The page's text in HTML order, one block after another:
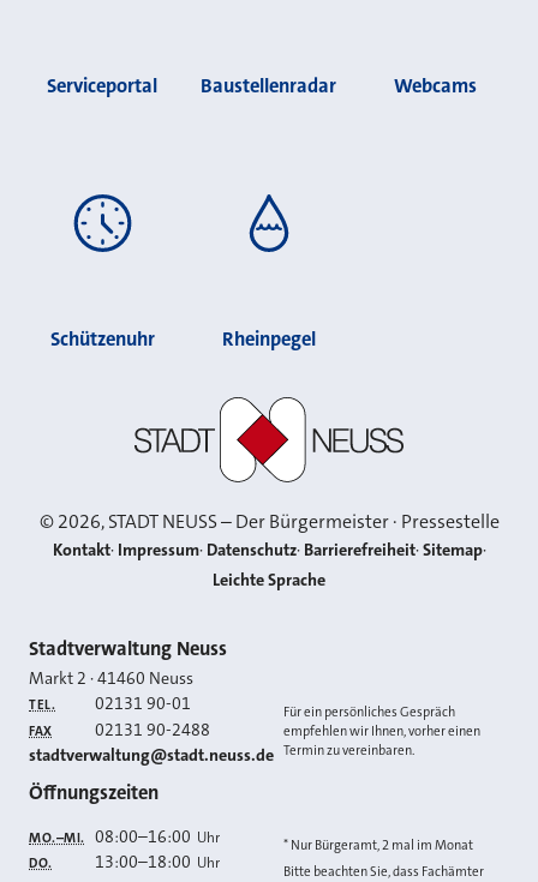
Serviceportal Baustellenradar Webcams
Schützenuhr Rheinpegel
©2026, STADT NEUSS – Der Bürgermeister · Pressestelle
Kontakt Impressum Datenschutz Barrierefreiheit Sitemap
Leichte Sprache
Kontakt
Stadtverwaltung Neuss
Markt 2 ·41460 Neuss
TEL. 02131 90-01
FAX 02131 90-2488
E-MAIL
stadtverwaltung@stadt.neuss.de
Für ein persönliches Gespräch
empfehlen wir Ihnen, vorher einen
Termin zu vereinbaren.
Öffnungszeiten
MO.–MI. 08:00–16:00 Uhr
DO. 13:00–18:00 Uhr
* Nur Bürgeramt, 2 mal im Monat
Bitte beachten Sie, dass Fachämter